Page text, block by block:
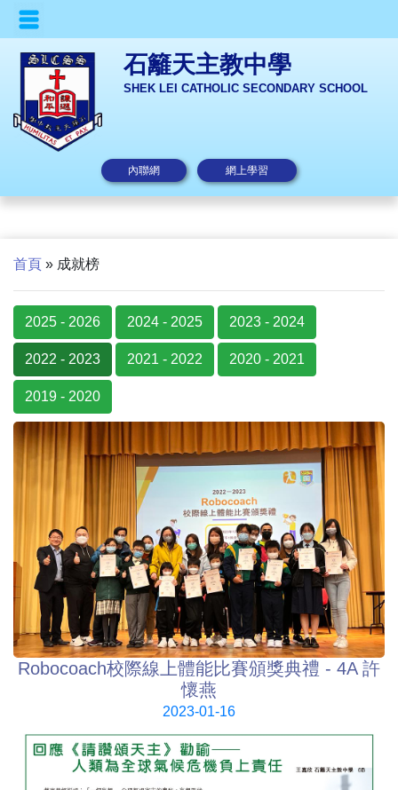
石籬天主教中學
SHEK LEI CATHOLIC SECONDARY SCHOOL
內聯網 網上學習
首頁 » 成就榜
2025 - 2026 2024 - 2025 2023 - 2024
2022 - 2023 2021 - 2022 2020 - 2021
2019 - 2020
Robocoach校際線上體能比賽頒獎典禮 - 4A 許
懷燕
2023-01-16